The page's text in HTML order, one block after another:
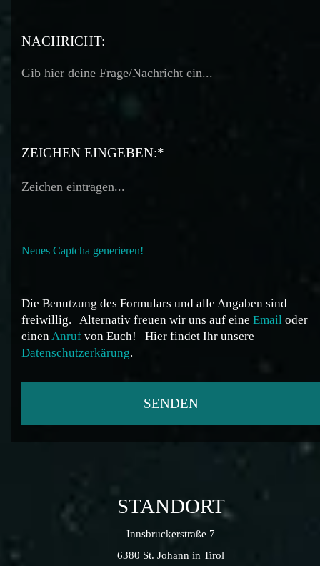
TELEFON:
NACHRICHT:
ZEICHEN EINGEBEN:*
Neues Captcha generieren!
Die Benutzung des Formulars und alle Angaben sind
freiwillig.
Alternativ freuen wir uns auf eine Email oder
einenAnruf von Euch!
Hier findet Ihr unsere
Datenschutzerkärung.
STANDORT
Innsbruckerstraße 7
6380 St. Johann in Tirol